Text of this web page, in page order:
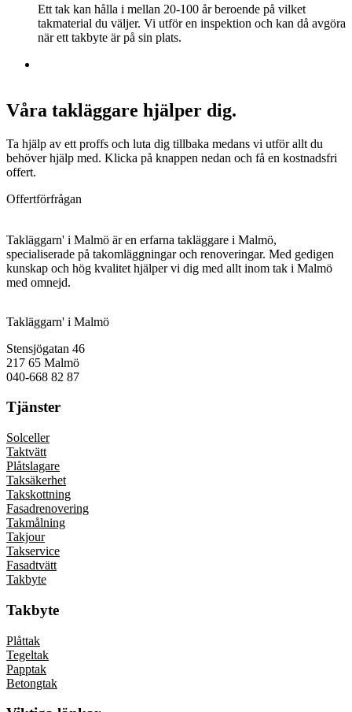
Ett tak kan hålla i mellan 20-100 år beroende på vilket
takmaterial du väljer. Vi utför en inspektion och kan då avgöra
när ett takbyte är på sin plats.
Våra takläggare hjälper dig.
Ta hjälp av ett proffs och luta dig tillbaka medans vi utför allt du
behöver hjälp med. Klicka på knappen nedan och få en kostnadsfri
offert.
Offertförfrågan
Takläggarn' i Malmö är en erfarna takläggare i Malmö,
specialiserade på takomläggningar och renoveringar. Med gedigen
kunskap och hög kvalitet hjälper vi dig med allt inom tak i Malmö
med omnejd.
Takläggarn' i Malmö
Stensjögatan 46
217 65 Malmö
040-668 82 87
Tjänster
Solceller
Taktvätt
Plåtslagare
Taksäkerhet
Takskottning
Fasadrenovering
Takmålning
Takjour
Takservice
Fasadtvätt
Takbyte
Takbyte
Plåttak
Tegeltak
Papptak
Betongtak